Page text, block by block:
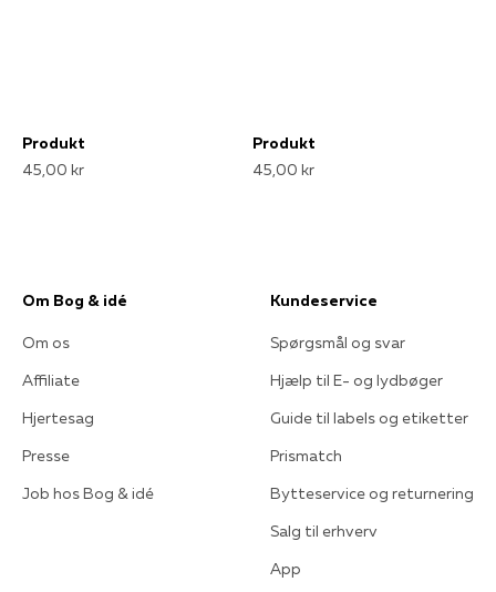
Produkt
45,00 kr
Produkt
45,00 kr
Om Bog & idé
Om os
Affiliate
Hjertesag
Presse
Job hos Bog & idé
Kundeservice
Spørgsmål og svar
Hjælp til E- og lydbøger
Guide til labels og etiketter
Prismatch
Bytteservice og returnering
Salg til erhverv
App